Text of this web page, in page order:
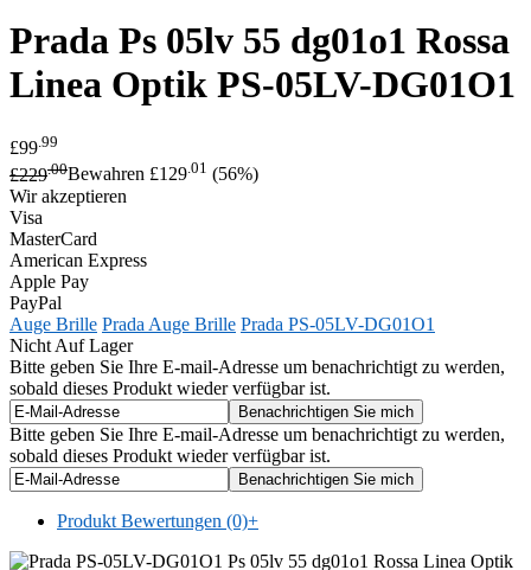
Prada Ps 05lv 55 dg01o1 Rossa
Linea Optik PS-05LV-DG01O1
£99 .99
£229.00Bewahren £129.01 (56%)
Wir akzeptieren
Visa
MasterCard
American Express
Apple Pay
PayPal
Auge Brille Prada Auge Brille Prada PS-05LV-DG01O1
Nicht Auf Lager
Bitte geben Sie Ihre E-mail-Adresse um benachrichtigt zu werden,
sobald dieses Produkt wieder verfügbar ist.
Bitte geben Sie Ihre E-mail-Adresse um benachrichtigt zu werden,
sobald dieses Produkt wieder verfügbar ist.
Produkt Bewertungen (0)+